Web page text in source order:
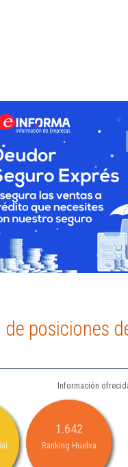
de posiciones
Información
1.642
Ranking Huelva